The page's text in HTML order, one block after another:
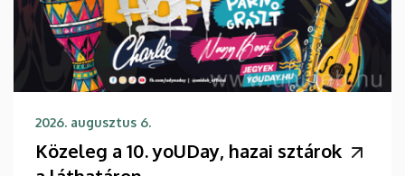
2026. augusztus 6.
Közeleg a 10. yoUDay, hazai sztárok